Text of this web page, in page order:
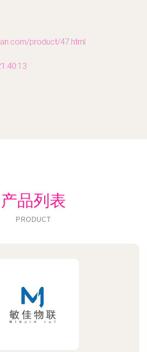
product/47.html
产品列表
PRODUCT